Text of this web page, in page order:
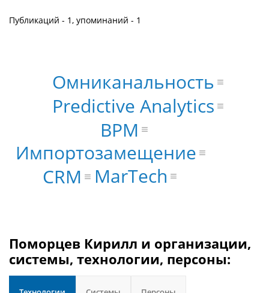
Публикаций - 1, упоминаний - 1
BPM
Predictive Analytics
Импортозамещение
CRM
Омниканальность
MarTech
Поморцев Кирилл и организации,
системы, технологии, персоны: